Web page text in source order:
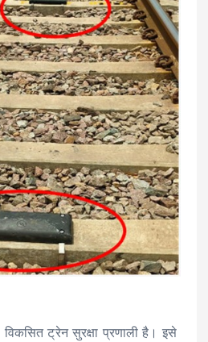
ट्रेन सुरक्षा प्रणाली है। इसे